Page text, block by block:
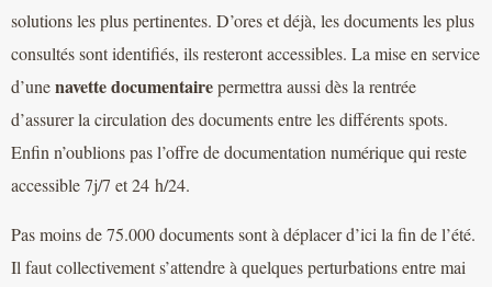
solutions les plus pertinentes. D’ores et déjà, les documents les plus
consultés sont identifiés, ils resteront accessibles. La mise en service
d’unenavette documentairepermettra aussi dès la rentrée
d’assurer la circulation des documents entre les différents spots.
Enfin n’oublions pas l’offre de documentation numérique qui reste
accessible 7j/7 et 24 h/24.
Pas moins de 75.000 documents sont à déplacer d’ici la fin de l’été.
Il faut collectivement s’attendre à quelques perturbations entre mai